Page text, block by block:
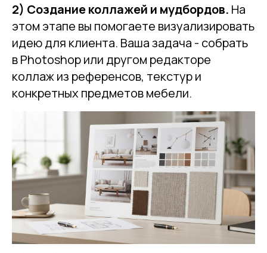
2) Создание коллажей и мудбордов. На
этом этапе вы помогаете визуализировать
идею для клиента. Ваша задача - собрать
в Photoshop или другом редакторе
коллаж из референсов, текстур и
конкретных предметов мебели.